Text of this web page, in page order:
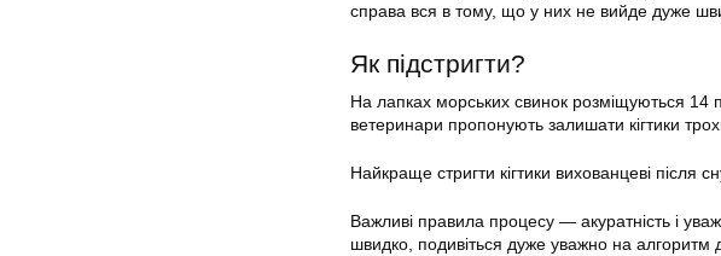
справа вся в тому, що у них не вийде дуже
Як підстригти?
На лапках морських свинок розміщуються 14
ветеринари пропонують залишати кігтики
Найкраще стригти кігтики вихованцеві після
Важливі правила процесу — акуратність і
швидко, подивіться дуже уважно на алгоритм